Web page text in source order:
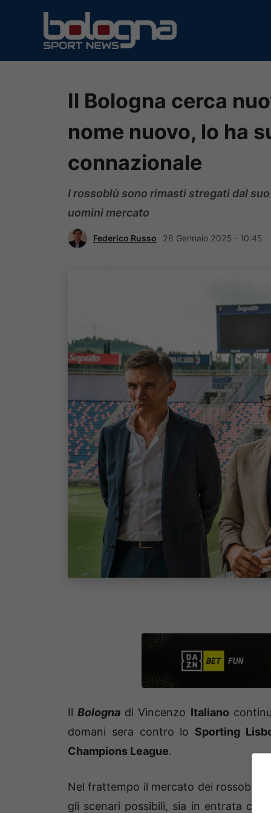
contenuto
Il Bologna cerca
nome nuovo, lo ha
connazionale
I rossoblù sono rimasti stregati dal
uomini mercato
Federico Russo 28 Gennaio 2025 - 10:45
IlBologna di Vincenzo Italiano
domani sera contro lo Sporting
Champions League.
Nel frattempo il mercato dei rossoblù
gli scenari possibili, sia in entrata che